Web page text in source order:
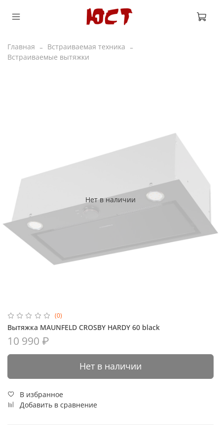
Главная
Встраиваемая техника
Встраиваемые вытяжки
Нет в наличии
(0)
Вытяжка MAUNFELD CROSBY HARDY 60 black
10 990 ₽
Нет в наличии
В избранное
Добавить в сравнение